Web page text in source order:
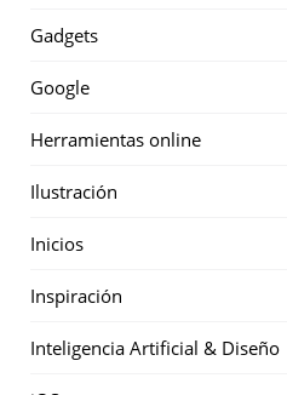
Gadgets
Google
Herramientas online
Ilustración
Inicios
Inspiración
Inteligencia Artificial & Diseño